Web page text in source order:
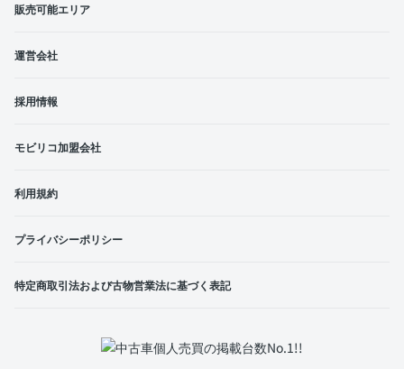
販売可能エリア
運営会社
採用情報
モビリコ加盟会社
利用規約
プライバシーポリシー
特定商取引法および古物営業法に基づく表記